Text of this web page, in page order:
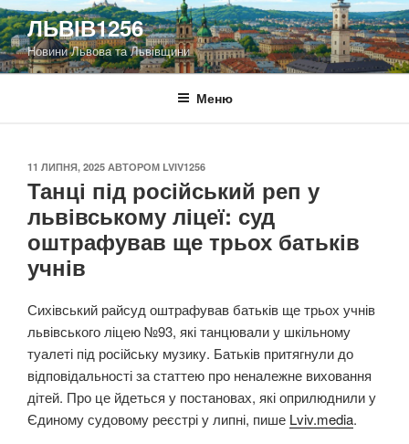
Перейти
до
вмісту
ЛЬВІВ1256
Новини Львова та Львівщини
Меню
ОПУБЛІКОВАНО
11 ЛИПНЯ, 2025 АВТОРОМ LVIV1256
Танці під російський реп у
львівському ліцеї: суд
оштрафував ще трьох батьків
учнів
Сихівський райсуд оштрафував батьків ще трьох учнів
львівського ліцею №93, які танцювали у шкільному
туалеті під російську музику. Батьків притягнули до
відповідальності за статтею про неналежне виховання
дітей. Про це йдеться у постановах, які оприлюднили у
Єдиному судовому реєстрі у липні, пише Lviv.media.